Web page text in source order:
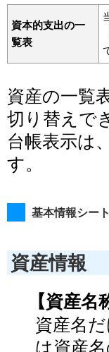
資本的支出の一
覧表
資産の一覧
切り替えで
台帳表示は
す。
基本情報シート
資産情報
【資産名
資産名
は資産